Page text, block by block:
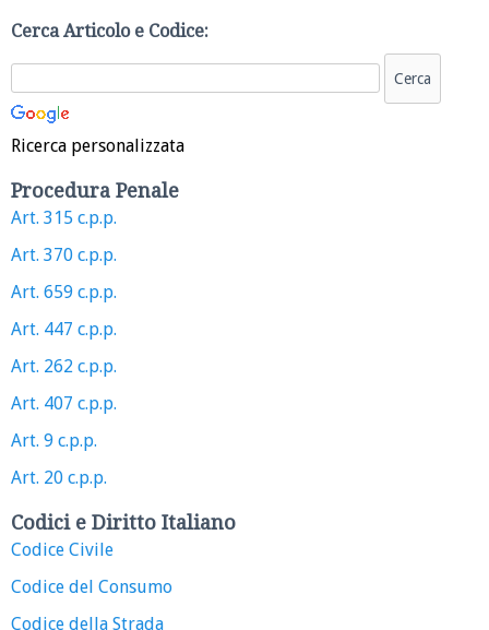
Cerca Articolo e Codice:
Ricerca personalizzata
Procedura Penale
Art. 315 c.p.p.
Art. 370 c.p.p.
Art. 659 c.p.p.
Art. 447 c.p.p.
Art. 262 c.p.p.
Art. 407 c.p.p.
Art. 9 c.p.p.
Art. 20 c.p.p.
Codici e Diritto Italiano
Codice Civile
Codice del Consumo
Codice della Strada